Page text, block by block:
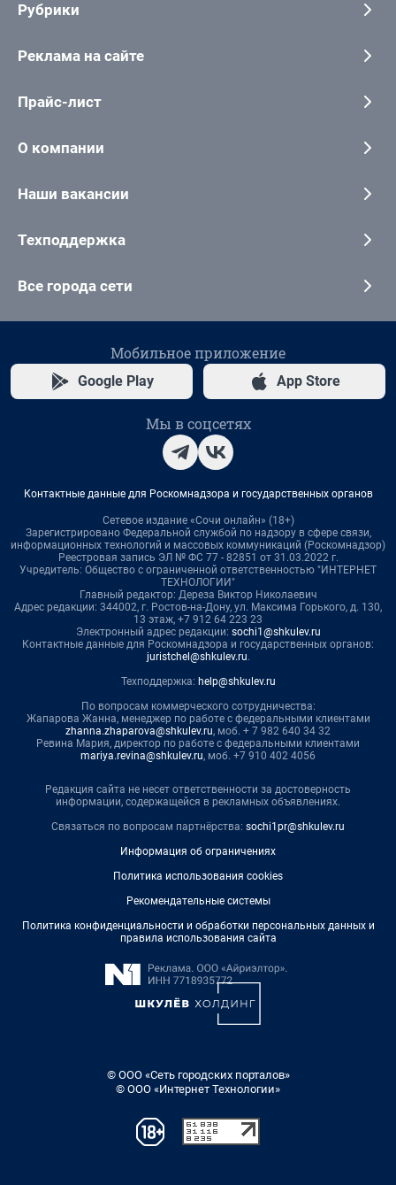
Рубрики
Реклама на сайте
Прайс-лист
О компании
Наши вакансии
Техподдержка
Все города сети
Мобильное приложение
Google Play App Store
Мы в соцсетях
Контактные данные для Роскомнадзора и государственных органов
Сетевое издание «Сочи онлайн» (18+)
Зарегистрировано Федеральной службой по надзору в сфере связи,
информационных технологий и массовых коммуникаций (Роскомнадзор)
Реестровая запись ЭЛ № ФС 77 - 82851 от 31.03.2022 г.
Учредитель: Общество с ограниченной ответственностью "ИНТЕРНЕТ
ТЕХНОЛОГИИ"
Главный редактор: Дереза Виктор Николаевич
Адрес редакции: 344002, г. Ростов-на-Дону, ул. Максима Горького, д. 130,
13 этаж, +7 912 64 223 23
Электронный адрес редакции: sochi1@shkulev.ru
Контактные данные для Роскомнадзора и государственных органов:
juristchel@shkulev.ru.
Техподдержка: help@shkulev.ru
По вопросам коммерческого сотрудничества:
Жапарова Жанна, менеджер по работе с федеральными клиентами
zhanna.zhaparova@shkulev.ru, моб. + 7 982 640 34 32
Ревина Мария, директор по работе с федеральными клиентами
mariya.revina@shkulev.ru, моб. +7 910 402 4056
Редакция сайта не несет ответственности за достоверность
информации, содержащейся в рекламных объявлениях.
Связаться по вопросам партнёрства: sochi1pr@shkulev.ru
Информация об ограничениях
Политика использования cookies
Рекомендательные системы
Политика конфиденциальности и обработки персональных данных и
правила использования сайта
© ООО «Сеть городских порталов»
© ООО «Интернет Технологии»